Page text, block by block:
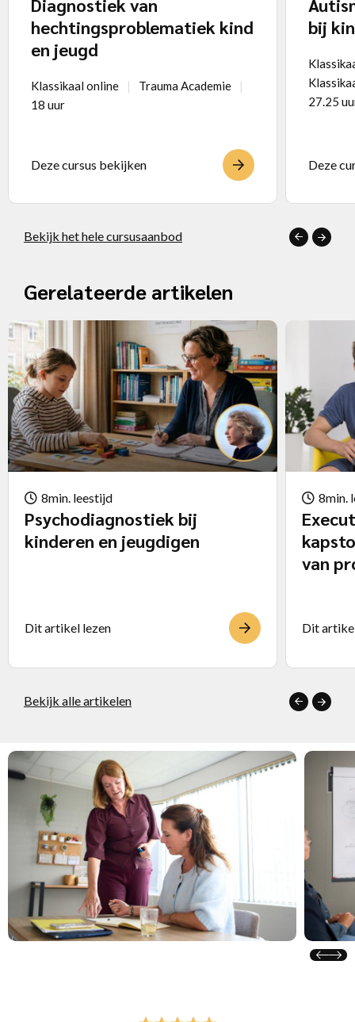
hechtingsproblematiek kind
en jeugd
Klassikaal online
Trauma Academie
18 uur
Deze cursus bekijken
bij
27.25
Deze
Bekijk het hele cursusaanbod
Gerelateerde artikelen
8min. leestijd
Psychodiagnostiek bij
kinderen en jeugdigen
Dit artikel lezen
8min.
van
Dit
Bekijk alle artikelen